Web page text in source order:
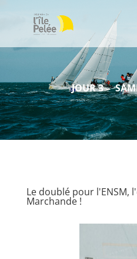
JOUR 3–
Le doublé pour l'ENSM,
Marchande !